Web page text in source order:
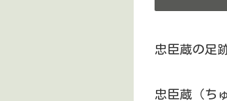
忠臣蔵の足
忠臣蔵（ち